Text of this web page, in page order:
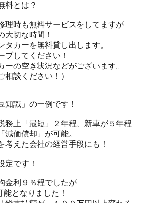
料とは？
時も無料サービスをしてますが
切な時間！
カーを無料貸し出します。
してください！
の空き状況などがございます。
談ください！）
知識」の一例です！
上「最短」２年程、新車が５年程
価償却」が可能。
えた会社の経営手段にも！
定です！
利９％程でしたが
となりました！